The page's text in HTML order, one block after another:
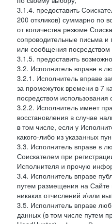
3.1.4. предоставить
200 откликов) суммарно по
от количества резюме
сопроводительные письма и
или сообщения
3.1.5. предоставить
3.2. Исполнитель вправе в
3.2.1. Исполнитель вправе
за промежуток времени в 7
посредством
3.2.2. Исполнитель имеет
восстановления в случае
в том числе, если у
какого-либо из указанных
3.3. Исполнитель вправе в
Соискателем при
Исполнителя и прочую
3.4. Исполнитель вправе
путем размещения на Сайте
никаких отчислений и\или
3.5. Исполнитель вправе
данных (в том числе путем